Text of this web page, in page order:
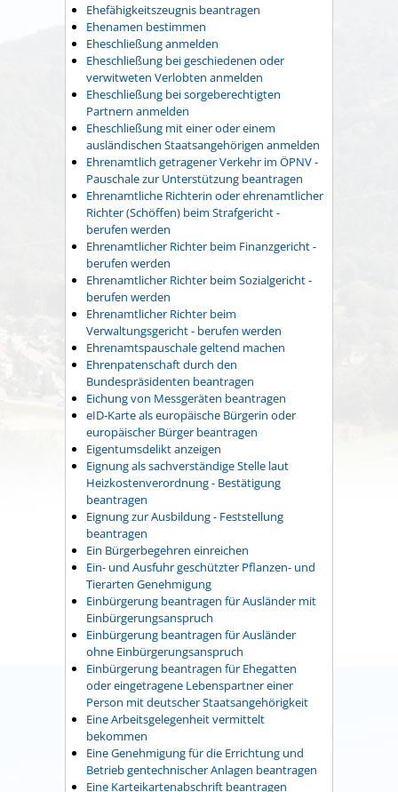
Ehefähigkeitszeugnis beantragen
Ehenamen bestimmen
Eheschließung anmelden
Eheschließung bei geschiedenen oder
verwitweten Verlobten anmelden
Eheschließung bei sorgeberechtigten
Partnern anmelden
Eheschließung mit einer oder einem
ausländischen Staatsangehörigen anmelden
Ehrenamtlich getragener Verkehr im ÖPNV -
Pauschale zur Unterstützung beantragen
Ehrenamtliche Richterin oder ehrenamtlicher
Richter (Schöffen) beim Strafgericht -
berufen werden
Ehrenamtlicher Richter beim Finanzgericht -
berufen werden
Ehrenamtlicher Richter beim Sozialgericht -
berufen werden
Ehrenamtlicher Richter beim
Verwaltungsgericht - berufen werden
Ehrenamtspauschale geltend machen
Ehrenpatenschaft durch den
Bundespräsidenten beantragen
Eichung von Messgeräten beantragen
eID-Karte als europäische Bürgerin oder
europäischer Bürger beantragen
Eigentumsdelikt anzeigen
Eignung als sachverständige Stelle laut
Heizkostenverordnung - Bestätigung
beantragen
Eignung zur Ausbildung - Feststellung
beantragen
Ein Bürgerbegehren einreichen
Ein- und Ausfuhr geschützter Pflanzen- und
Tierarten Genehmigung
Einbürgerung beantragen für Ausländer mit
Einbürgerungsanspruch
Einbürgerung beantragen für Ausländer
ohne Einbürgerungsanspruch
Einbürgerung beantragen für Ehegatten
oder eingetragene Lebenspartner einer
Person mit deutscher Staatsangehörigkeit
Eine Arbeitsgelegenheit vermittelt
bekommen
Eine Genehmigung für die Errichtung und
Betrieb gentechnischer Anlagen beantragen
Eine Karteikartenabschrift beantragen